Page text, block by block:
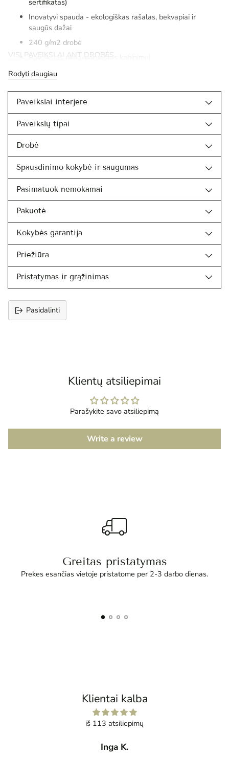
Inovatyvi spauda - ekologiškas rašalas, bekvapiai ir
saugūs dažai
240 g/m2 drobė
Paveikslas pilnai paruoštas kabinimui
VISI PAVEIKSLAI ANT DROBĖS
Rodyti daugiau
Paveikslai interjere
Paveikslų tipai
Drobė
Spausdinimo kokybė ir saugumas
Pasimatuok nemokamai
Pakuotė
Kokybės garantija
Priežiūra
Pristatymas ir grąžinimas
Pasidalinti
Klientų atsiliepimai
Parašykite savo atsiliepimą
Write a review
Greitas pristatymas
Prekes esančias vietoje pristatome per 2-3 darbo dienas.
Klientai kalba
iš 113 atsiliepimų
Inga K.